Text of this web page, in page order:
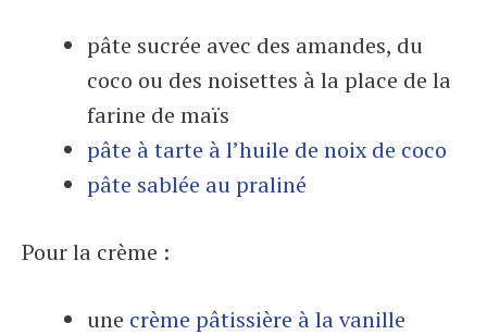
pâte sucrée avec des amandes, du
coco ou des noisettes à la place de la
farine de maïs
pâte à tarte à l’huile de noix de coco
pâte sablée au praliné
Pour la crème :
une crème pâtissière à la vanille